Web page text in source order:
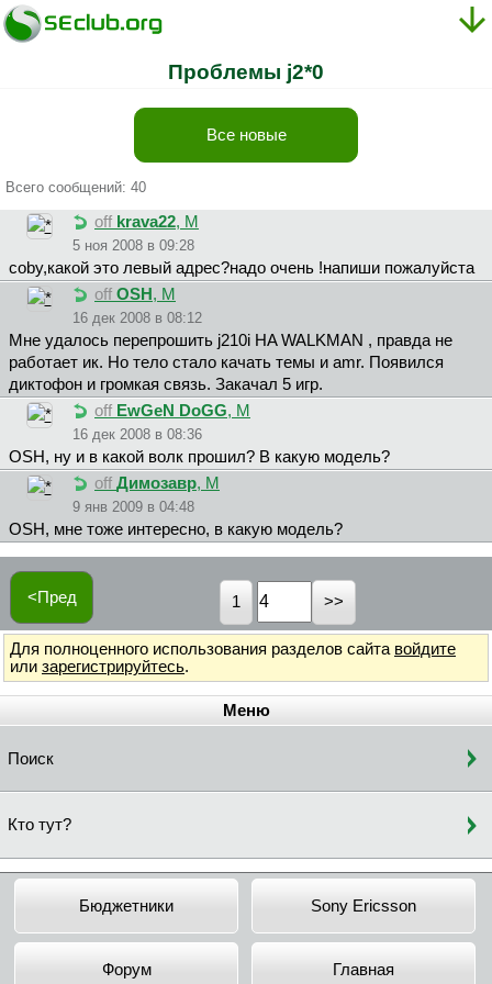
Проблемы j2*0
Все новые
Всего сообщений: 40
off krava22, М
5 ноя 2008 в 09:28
coby,какой это левый адрес?надо очень !напиши пожалуйста
off OSH , М
16 дек 2008 в 08:12
Мне удалось перепрошить j210i HA WALKMAN , правда не
работает ик. Но тело стало качать темы и amr. Появился
диктофон и громкая связь. Закачал 5 игр.
off EwGeN DoGG, М
16 дек 2008 в 08:36
OSH, ну и в какой волк прошил? В какую модель?
off Димoзaвp, М
9 янв 2009 в 04:48
OSH, мне тоже интересно, в какую модель?
<Пред 1
Для полноценного использования разделов сайта войдите
или зарегистрируйтесь.
Меню
Поиск
Кто тут?
Бюджетники Sony Ericsson
Форум Главная